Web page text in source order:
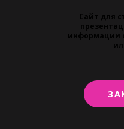
Сайт для
информации